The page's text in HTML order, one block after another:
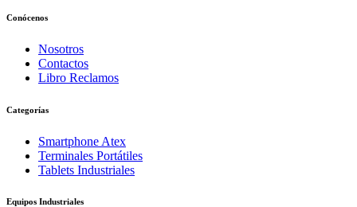
Conócenos
Nosotros
Contactos
Libro Reclamos
Categorías
Smartphone Atex
Terminales Portátiles
Tablets Industriales
Equipos Industriales